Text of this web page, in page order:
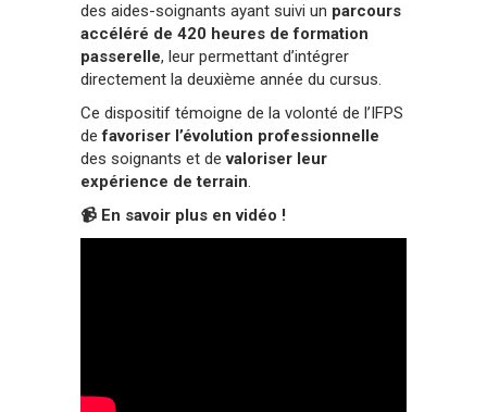
des aides-soignants ayant suivi un parcours
accéléré de 420 heures de formation
passerelle, leur permettant d’intégrer
directement la deuxième année du cursus.
Ce dispositif témoigne de la volonté de l’IFPS
defavoriser l’évolution professionnelle
des soignants et devaloriser leur
expérience de terrain.
📹 En savoir plus en vidéo !